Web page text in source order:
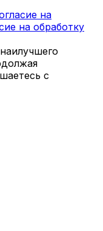
на
на обработку
с